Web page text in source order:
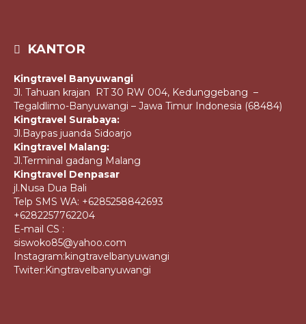
KANTOR
Kingtravel Banyuwangi
Jl. Tahuan krajan RT 30 RW 004, Kedunggebang –
Tegaldlimo-Banyuwangi – Jawa Timur Indonesia (68484)
Kingtravel Surabaya:
Jl.Baypas juanda Sidoarjo
Kingtravel Malang:
Jl.Terminal gadang Malang
Kingtravel Denpasar
jl.Nusa Dua Bali
Telp SMS WA: +6285258842693
+6282257762204
E-mail CS :
siswoko85@yahoo.com
Instagram:kingtravelbanyuwangi
Twiter:Kingtravelbanyuwangi